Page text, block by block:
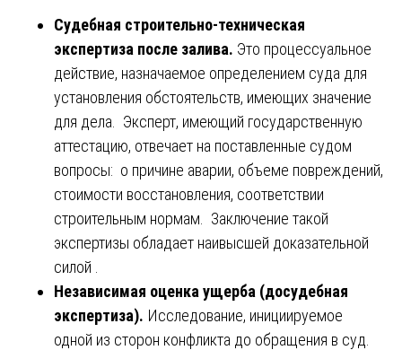
Судебная строительно-техническая
экспертиза после залива. Это процессуальное
действие, назначаемое определением суда для
установления обстоятельств, имеющих значение
для дела. Эксперт, имеющий государственную
аттестацию, отвечает на поставленные судом
вопросы: о причине аварии, объеме повреждений,
стоимости восстановления, соответствии
строительным нормам. Заключение такой
экспертизы обладает наивысшей доказательной
силой .
Независимая оценка ущерба (досудебная
экспертиза). Исследование, инициируемое
одной из сторон конфликта до обращения в суд.